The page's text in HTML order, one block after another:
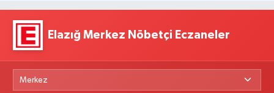
Elazığ Merkez Nöbetçi Eczaneler